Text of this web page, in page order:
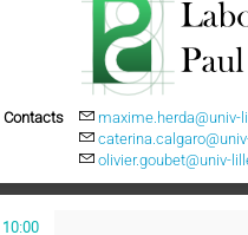
Contacts
maxime.herda@univ-
olivier.goubet@univ-
10:00